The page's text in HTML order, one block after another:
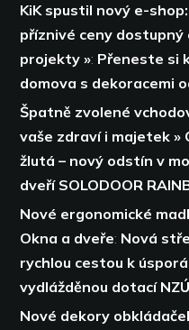
KiK spustil nový e-
příznivé ceny dostupný
projekty »: Přeneste si
domova s dekoracemi
Špatně zvolené
vaše zdraví i majetek »
žlutá – nový odstín v
dveří SOLODOOR
Nové ergonomické
Okna a dveře: Nová
rychlou cestou k
vydlážděnou dotací
Nové dekory